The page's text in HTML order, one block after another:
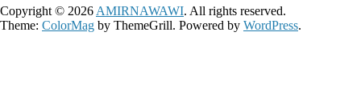
Copyright © 2026 AMIRNAWAWI. All rights reserved.
Theme: ColorMag by ThemeGrill. Powered by WordPress.